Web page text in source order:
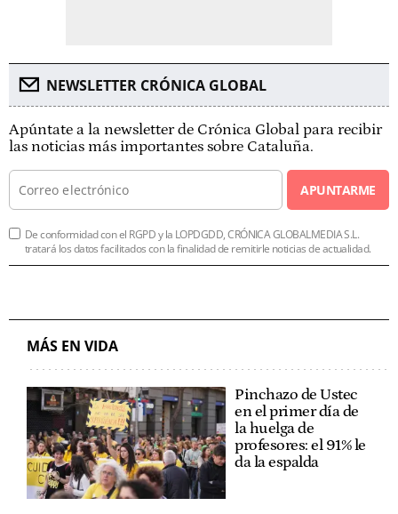
NEWSLETTER CRÓNICA GLOBAL
Apúntate a la newsletter de Crónica Global para recibir
las noticias más importantes sobre Cataluña.
APUNTARME
De conformidad con el RGPD y la LOPDGDD, CRÓNICA GLOBALMEDIA S.L.
tratará los datos facilitados con la finalidad de remitirle noticias de actualidad.
MÁS EN VIDA
Pinchazo de Ustec
en el primer día de
la huelga de
profesores: el 91% le
da la espalda